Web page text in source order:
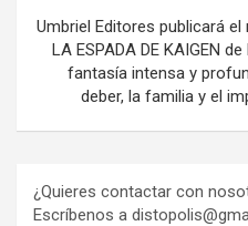
Umbriel Editores publicará
LA ESPADA DE KAIGEN
fantasía intensa y
deber, la familia y el
¿Quieres contactar con
Escríbenos a